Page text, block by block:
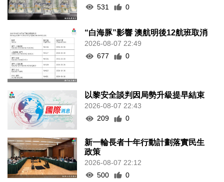
531 0
“白海豚”影響 澳航明後12航班取消
2026-08-07 22:49
677
0
以黎安全談判因局勢升級提早結束
2026-08-07 22:43
209
0
新一輪長者十年行動計劃落實民生
政策
2026-08-07 22:12
500
0